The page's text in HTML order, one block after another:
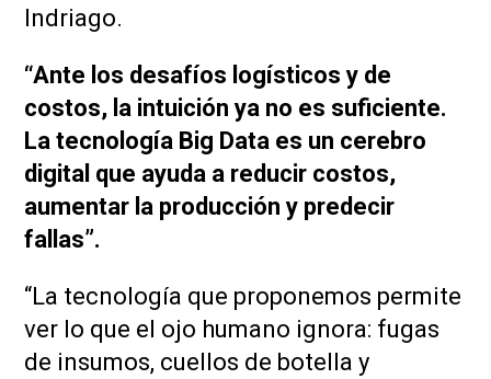
Indriago.
“Ante los desafíos logísticos y de
costos, la intuición ya no es suficiente.
La tecnología Big Data es un cerebro
digital que ayuda a reducir costos,
aumentar la producción y predecir
fallas”.
“La tecnología que proponemos permite
ver lo que el ojo humano ignora: fugas
de insumos, cuellos de botella y